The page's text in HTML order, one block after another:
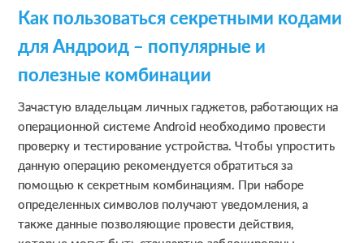
Как пользоваться секретными кодами
для Андроид – популярные и
полезные комбинации
Зачастую владельцам личных гаджетов, работающих на
операционной системе Android необходимо провести
проверку и тестирование устройства. Чтобы упростить
данную операцию рекомендуется обратиться за
помощью к секретным комбинациям. При наборе
определенных символов получают уведомления, а
также данные позволяющие провести действия,